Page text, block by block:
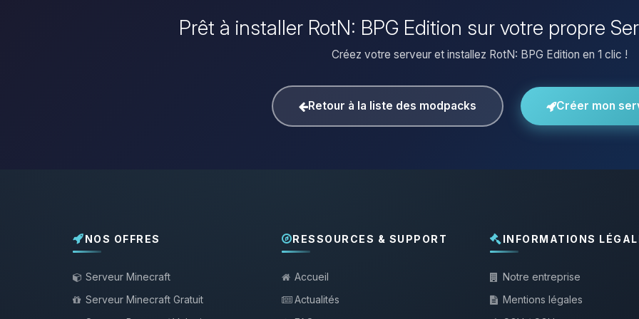
Prêt à installer RotN: BPG Edition sur votre propre
Créez votre serveur et installez RotN: BPG Edition en 1 clic !
Retour à la liste des modpacks Créer mon
NOS OFFRES
Serveur Minecraft
Serveur Minecraft Gratuit
RESSOURCES & SUPPORT
Accueil
Actualités
INFORMATIONS
Notre entreprise
Mentions légales